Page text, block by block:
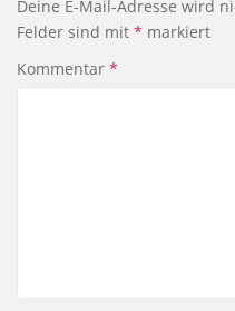
Deine E-Mail-Adresse wird
Felder sind mit * markiert
Kommentar *